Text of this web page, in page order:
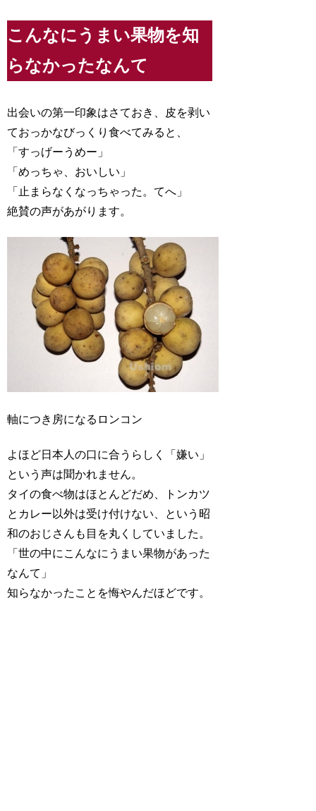
こんなにうまい果物を知
らなかったなんて
出会いの第一印象はさておき、皮を剥い
ておっかなびっくり食べてみると、
「すっげーうめー」
「めっちゃ、おいしい」
「止まらなくなっちゃった。てへ」
絶賛の声があがります。
軸につき房になるロンコン
よほど日本人の口に合うらしく「嫌い」
という声は聞かれません。
タイの食べ物はほとんどだめ、トンカツ
とカレー以外は受け付けない、という昭
和のおじさんも目を丸くしていました。
「世の中にこんなにうまい果物があった
なんて」
知らなかったことを悔やんだほどです。